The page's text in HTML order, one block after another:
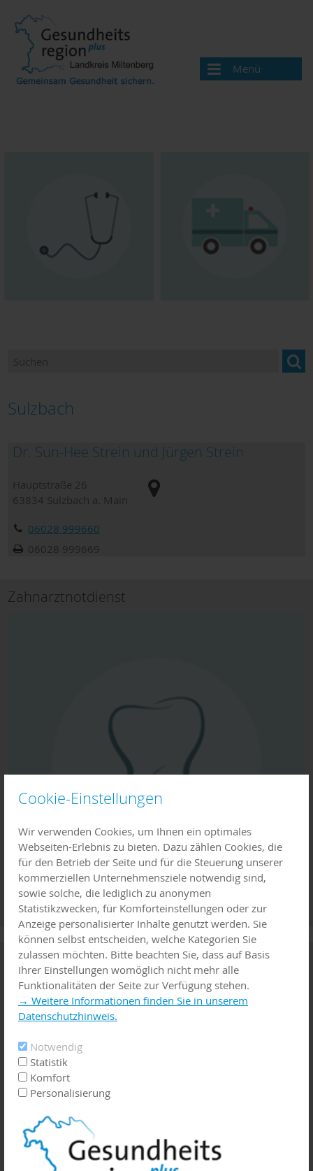
Cookie-Einstellungen
Wir verwenden Cookies, um Ihnen ein optimales
Webseiten-Erlebnis zu bieten. Dazu zählen Cookies, die
für den Betrieb der Seite und für die Steuerung unserer
kommerziellen Unternehmensziele notwendig sind,
sowie solche, die lediglich zu anonymen
Statistikzwecken, für Komforteinstellungen oder zur
Anzeige personalisierter Inhalte genutzt werden. Sie
können selbst entscheiden, welche Kategorien Sie
zulassen möchten. Bitte beachten Sie, dass auf Basis
Ihrer Einstellungen womöglich nicht mehr alle
Funktionalitäten der Seite zur Verfügung stehen.
→ Weitere Informationen finden Sie in unserem
Datenschutzhinweis.
Notwendig
Statistik
Komfort
Personalisierung
Menü
Gesundheitswegweiser
Ärzte und Therapeuten
Hilfe in Notfällen
Kliniken
Sanitätshäuser
Sulzbach
Dr. Sun-Hee Strein und Jürgen Strein
Hauptstraße 26
63834 Sulzbach a. Main
06028 999660
06028 999669
Zahnarztnotdienst
Familienwegweiser